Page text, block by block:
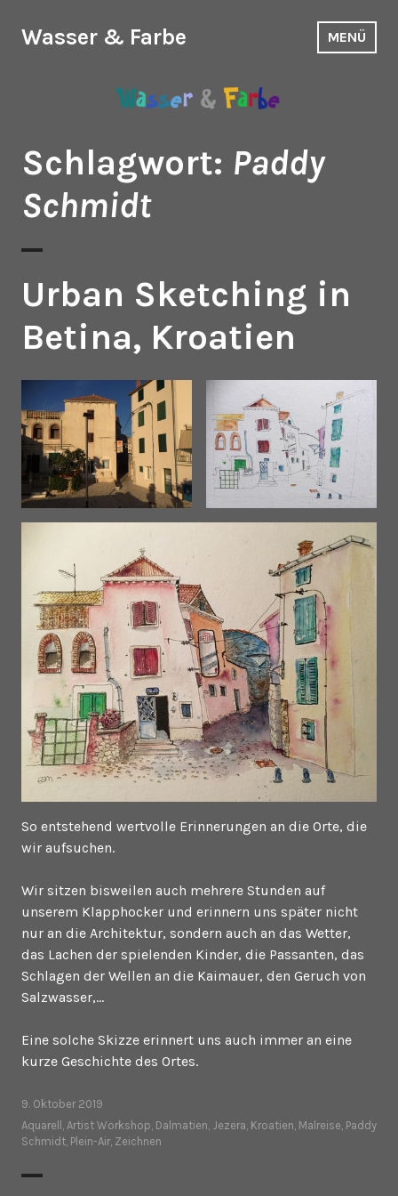
Inhalt
Wasser & Farbe MENÜ
Schlagwort: Paddy
Schmidt
Urban Sketching in
Betina, Kroatien
So entstehend wertvolle Erinnerungen an die Orte, die
wir aufsuchen.
Wir sitzen bisweilen auch mehrere Stunden auf
unserem Klapphocker und erinnern uns später nicht
nur an die Architektur, sondern auch an das Wetter,
das Lachen der spielenden Kinder, die Passanten, das
Schlagen der Wellen an die Kaimauer, den Geruch von
Salzwasser,…
Eine solche Skizze erinnert uns auch immer an eine
kurze Geschichte des Ortes.
9. Oktober 2019
Aquarell Artist Workshop Dalmatien Jezera Kroatien Malreise Paddy
Schmidt Plein-Air Zeichnen